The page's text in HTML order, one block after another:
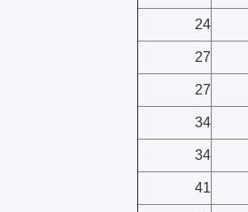
24
27
27
34
34
41